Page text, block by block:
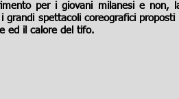
per i giovani milanesi e non,
grandi spettacoli coreografici proposti
ed il calore del tifo.